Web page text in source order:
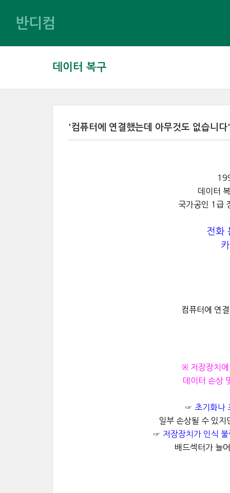
반디컴
데이터 복구
'컴퓨터에 연결했는데 아무것도 없습니
데이터
국가공인 1급
전화
컴퓨터에 연
※ 저장장치에
데이터 손상
☞ 초기화나
일부 손상될 수 있
☞ 저장장치가 인식
배드섹터가 늘